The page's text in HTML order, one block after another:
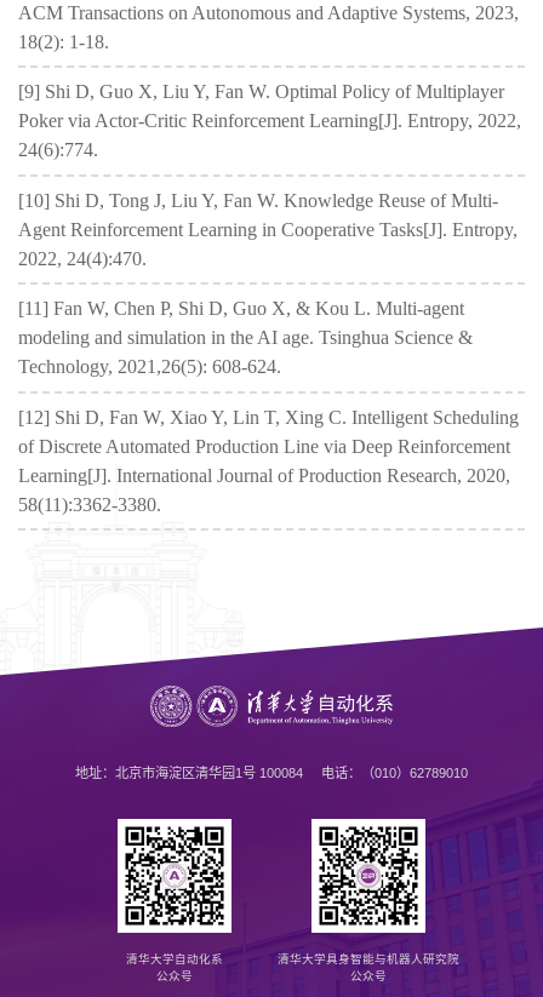
ACM Transactions on Autonomous and Adaptive Systems, 2023,
18(2): 1-18.
[9] Shi D, Guo X, Liu Y, Fan W. Optimal Policy of Multiplayer
Poker via Actor-Critic Reinforcement Learning[J]. Entropy, 2022,
24(6):774.
[10] Shi D, Tong J, Liu Y, Fan W. Knowledge Reuse of Multi-
Agent Reinforcement Learning in Cooperative Tasks[J]. Entropy,
2022, 24(4):470.
[11] Fan W, Chen P, Shi D, Guo X, & Kou L. Multi-agent
modeling and simulation in the AI age. Tsinghua Science &
Technology, 2021,26(5): 608-624.
[12] Shi D, Fan W, Xiao Y, Lin T, Xing C. Intelligent Scheduling
of Discrete Automated Production Line via Deep Reinforcement
Learning[J]. International Journal of Production Research, 2020,
58(11):3362-3380.
地址：北京市海淀区清华园1号 100084 电话：（010）62789010
清华大学自动化系
公众号
清华大学具身智能与机器人研究院
公众号